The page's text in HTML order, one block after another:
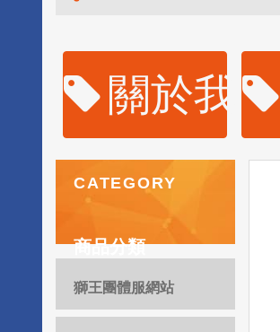
關於我們
CATEGORY
商品分類
獅王團體服網站